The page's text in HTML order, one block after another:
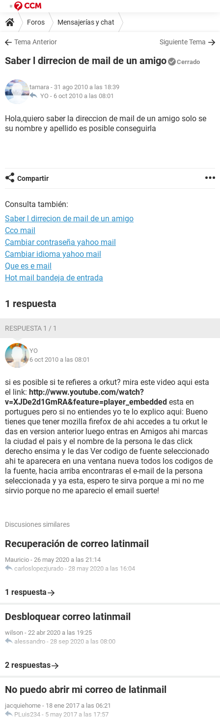
Foros Mensajerías y chat
Tema Anterior Siguiente Tema
Saber l dirrecion de mail de un amigo Cerrado
tamara - 31 ago 2010 a las 18:39
YO - 6 oct 2010 a las 08:01
Hola,quiero saber la direccion de mail de un amigo solo se
su nombre y apellido es posible conseguirla
Compartir
Consulta también:
Saber l dirrecion de mail de un amigo
Cco mail
Cambiar contraseña yahoo mail
Cambiar idioma yahoo mail
Que es e mail
Hot mail bandeja de entrada
1 respuesta
RESPUESTA 1 / 1
YO
6 oct 2010 a las 08:01
si es posible si te refieres a orkut? mira este video aqui esta
el link: http://www.youtube.com/watch?
v=XJDe2d1GmRA&feature=player_embedded esta en
portugues pero si no entiendes yo te lo explico aqui: Bueno
tienes que tener mozilla firefox de ahi accedes a tu orkut le
das en version anterior luego entras en Amigos ahi marcas
la ciudad el pais y el nombre de la persona le das click
derecho ensima y le das Ver codigo de fuente seleccionado
ahi te aparecera en una ventana nueva todos los codigos de
la fuente, hacia arriba encontraras el e-mail de la persona
seleccionada y ya esta, espero te sirva porque a mi no me
sirvio porque no me aparecio el email suerte!
Discusiones similares
Recuperación de correo latinmail
Mauricio - 26 may 2020 a las 21:14
carloslopezjurado - 28 may 2020 a las 16:04
1 respuesta
Desbloquear correo latinmail
wilson - 22 abr 2020 a las 19:25
alessandro - 28 sep 2020 a las 08:00
2 respuestas
No puedo abrir mi correo de latinmail
jacquiehome - 18 ene 2017 a las 06:21
PLuis234 - 5 may 2017 a las 17:57